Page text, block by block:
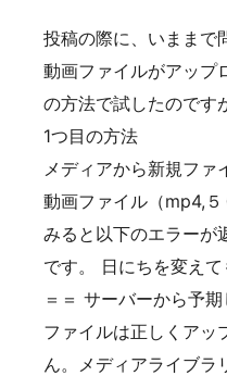
投稿の際に、いままで
動画ファイルがアップ
の方法で試したのです
1つ目の方法
メディアから新規ファ
動画ファイル（mp4,
みると以下のエラーが
です。 日にちを変えて
＝＝ サーバーから予
ファイルは正しくアッ
ん。メディアライブラ